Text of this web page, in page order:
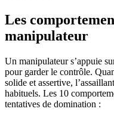
Les
manipulateur
Un manipulateur s’appuie
pour garder le contrôle.
solide et assertive,
habituels. Les 10
tentatives de domination :